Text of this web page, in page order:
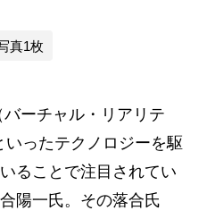
真1枚
ーチャル・リアリテ
いったテクノロジーを駆
ることで注目されてい
陽一氏。その落合氏